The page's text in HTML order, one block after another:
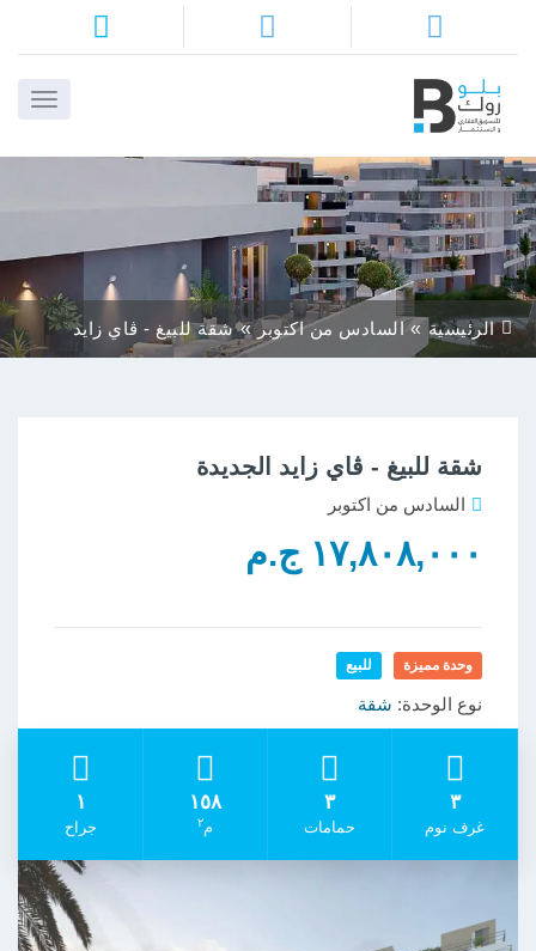
الرئيسية السادس من اكتوبر
شقة للبيغ - ڤاي زايد
الجديدة
شقة للبيغ - ڤاي زايد الجديدة
السادس من اكتوبر
١٧,٨٠٨,٠٠٠ ج.م
وحدة مميزة للبيع
نوع الوحدة: شقة
٣
غرف نوم
٣
حمامات
١٥٨
م٢
١
جراح